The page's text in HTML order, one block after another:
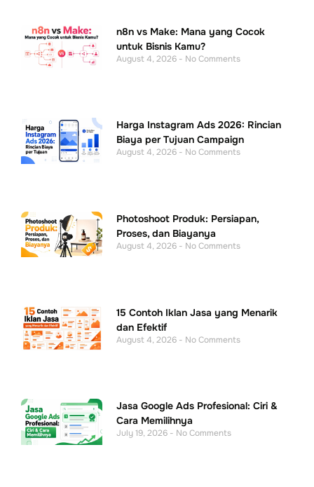
n8n vs Make: Mana yang Cocok
untuk Bisnis Kamu?
August 4, 2026 No Comments
Harga Instagram Ads 2026: Rincian
Biaya per Tujuan Campaign
August 4, 2026 No Comments
Photoshoot Produk: Persiapan,
Proses, dan Biayanya
August 4, 2026 No Comments
15 Contoh Iklan Jasa yang Menarik
dan Efektif
August 4, 2026 No Comments
Jasa Google Ads Profesional: Ciri &
Cara Memilihnya
July 19, 2026 No Comments